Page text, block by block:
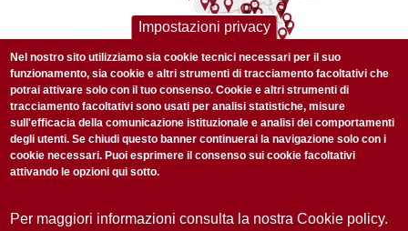
I suicidi in carcere
La situazione delle carceri italiane, tra strutture non
Impostazioni privacy
Nel nostro sito utilizziamo sia cookie tecnici necessari per il suo
funzionamento, sia cookie e altri strumenti di tracciamento facoltativi che
potrai attivare solo con il tuo consenso. Cookie e altri strumenti di
tracciamento facoltativi sono usati per analisi statistiche, misure
sull'efficacia della comunicazione istituzionale e analisi dei comportamenti
degli utenti. Se chiudi questo banner continuerai la navigazione solo con i
cookie necessari. Puoi esprimere il consenso sui cookie facoltativi
attivando le opzioni qui sotto.
Per maggiori informazioni consulta la nostra Cookie policy.